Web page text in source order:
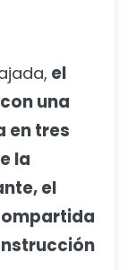
el
una
en tres
la
el